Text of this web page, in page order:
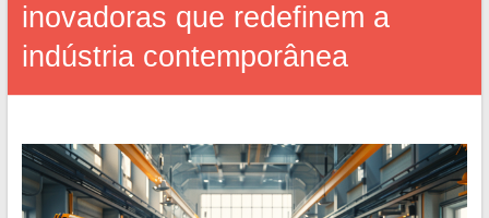
inovadoras que redefinem a
indústria contemporânea